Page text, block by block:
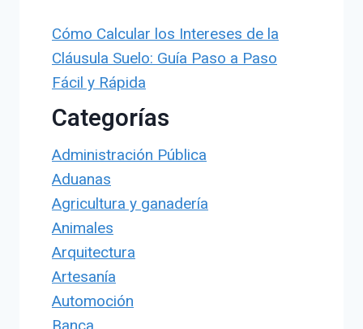
Cómo Calcular los Intereses de la
Cláusula Suelo: Guía Paso a Paso
Fácil y Rápida
Categorías
Administración Pública
Aduanas
Agricultura y ganadería
Animales
Arquitectura
Artesanía
Automoción
Banca